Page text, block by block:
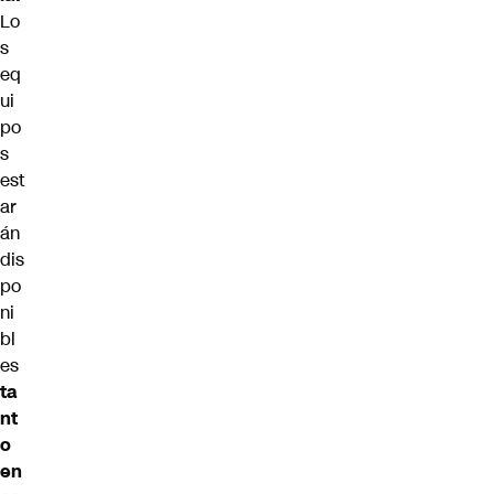
Lo
s
eq
ui
po
s
est
ar
án
dis
po
ni
bl
es
ta
nt
o
en